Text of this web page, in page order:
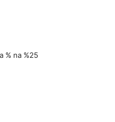
% na %25